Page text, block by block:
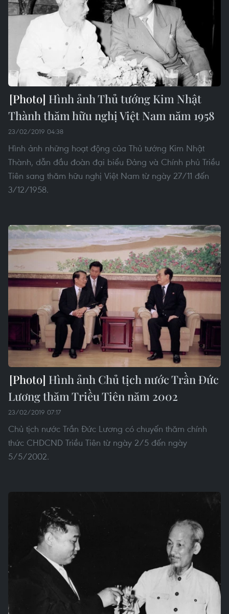
Hình ảnh Thủ tướng Kim Nhật
Thành thăm hữu nghị Việt Nam năm 1958
23/02/2019 04:38
Hình ảnh những hoạt động của Thủ tướng Kim Nhật
Thành, dẫn đầu đoàn đại biểu Đảng và Chính phủ Triều
Tiên sang thăm hữu nghị Việt Nam từ ngày 27/11 đến
3/12/1958.
Hình ảnh Chủ tịch nước Trần Đức
Lương thăm Triều Tiên năm 2002
23/02/2019 07:17
Chủ tịch nước Trần Đức Lương có chuyến thăm chính
thức CHDCND Triều Tiên từ ngày 2/5 đến ngày
5/5/2002.